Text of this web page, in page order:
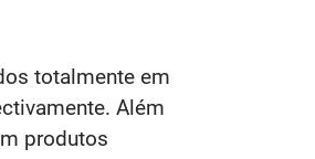
totalmente em
Além
produtos